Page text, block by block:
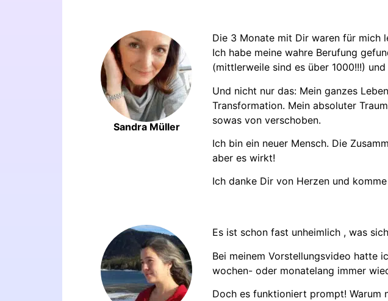
Sandra Müller
Die 3 Monate mit Dir waren für mich
Ich habe meine wahre Berufung
(mittlerweile sind es über 1000!!!)
Und nicht nur das: Mein ganzes
Transformation. Mein absoluter
sowas von verschoben.
Ich bin ein neuer Mensch. Die
aber es wirkt!
Ich danke Dir von Herzen und
Es ist schon fast unheimlich , was
Bei meinem Vorstellungsvideo hatte
wochen- oder monatelang immer
Doch es funktioniert prompt! Warum